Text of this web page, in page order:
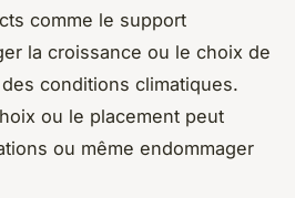
comme le support
la croissance ou le choix de
conditions climatiques.
ou le placement peut
ou même endommager